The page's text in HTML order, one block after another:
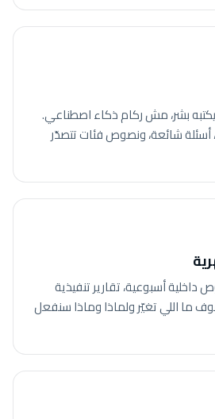
بشر، مش ركام ذكاء اصطناعي.
شائعة، ونصوص فئات تتصدّر
أسبوعية، تقارير تنفيذية
ما اللي تغيّر ولماذا وماذا سنفعل